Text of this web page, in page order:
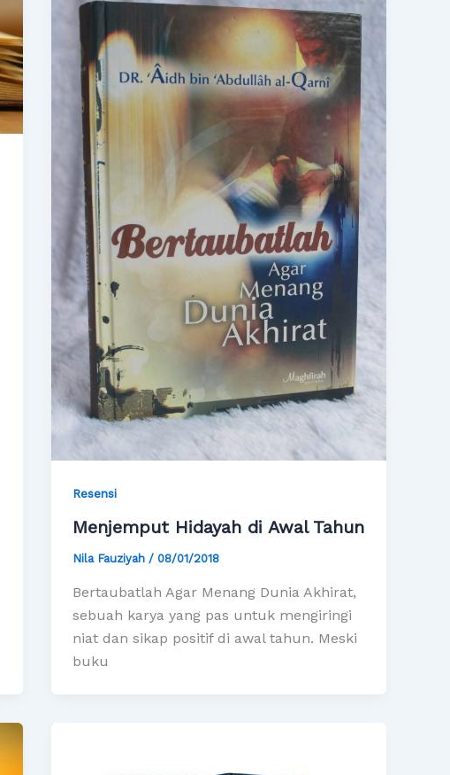
Resensi
Menjemput Hidayah di Awal Tahun
Nila Fauziyah/08/01/2018
Bertaubatlah Agar Menang Dunia Akhirat,
sebuah karya yang pas untuk mengiringi
niat dan sikap positif di awal tahun. Meski
buku